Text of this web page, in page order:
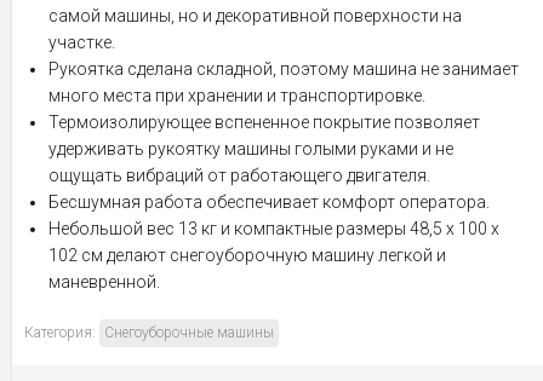
самой машины, но и декоративной поверхности на
участке.
Рукоятка сделана складной, поэтому машина не занимает
много места при хранении и транспортировке.
Термоизолирующее вспененное покрытие позволяет
удерживать рукоятку машины голыми руками и не
ощущать вибраций от работающего двигателя.
Бесшумная работа обеспечивает комфорт оператора.
Небольшой вес 13 кг и компактные размеры 48,5 х 100 х
102 см делают снегоуборочную машину легкой и
маневренной.
Категория: Снегоуборочные машины